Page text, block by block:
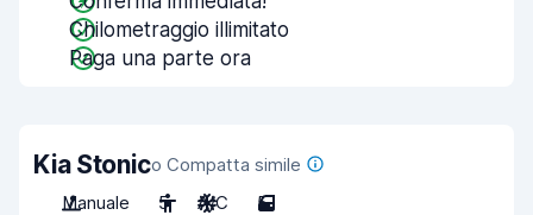
Chilometraggio illimitato
Paga una parte ora
Kia Stonico Compatta simile
Manuale
5 A/C 5